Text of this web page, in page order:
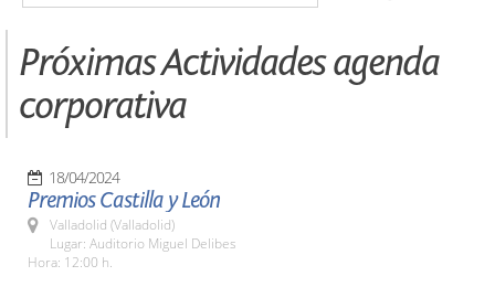
Próximas Actividades agenda
corporativa
18/04/2024
Premios Castilla y León
Valladolid (Valladolid)
Lugar: Auditorio Miguel Delibes
Hora: 12:00 h.